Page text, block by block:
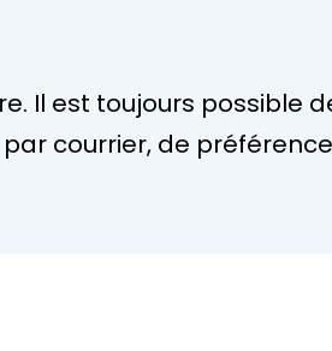
Il est toujours possible
courrier, de